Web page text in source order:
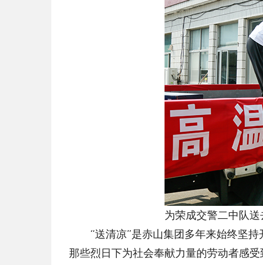
为荣成交警二中队送去
“送清凉”是赤山集团多年来始终坚持
那些烈日下为社会奉献力量的劳动者感